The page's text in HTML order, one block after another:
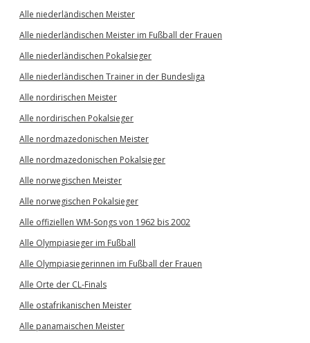
Alle niederländischen Meister
Alle niederländischen Meister im Fußball der Frauen
Alle niederländischen Pokalsieger
Alle niederländischen Trainer in der Bundesliga
Alle nordirischen Meister
Alle nordirischen Pokalsieger
Alle nordmazedonischen Meister
Alle nordmazedonischen Pokalsieger
Alle norwegischen Meister
Alle norwegischen Pokalsieger
Alle offiziellen WM-Songs von 1962 bis 2002
Alle Olympiasieger im Fußball
Alle Olympiasiegerinnen im Fußball der Frauen
Alle Orte der CL-Finals
Alle ostafrikanischen Meister
Alle panamaischen Meister